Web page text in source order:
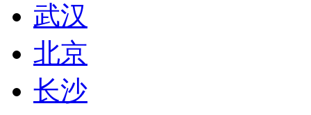
武汉
北京
长沙